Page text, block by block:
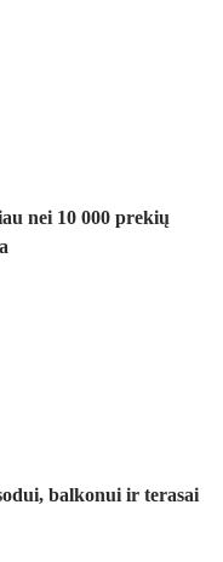
nei 10 000 prekių
balkonui ir terasai